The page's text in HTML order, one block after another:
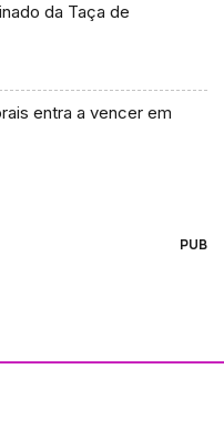
da Taça de
entra a vencer em
PUB